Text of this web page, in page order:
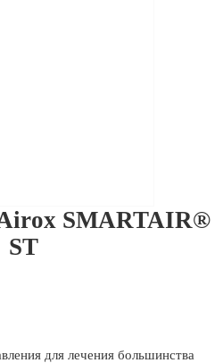
SMARTAIR®
ST
для лечения большинства